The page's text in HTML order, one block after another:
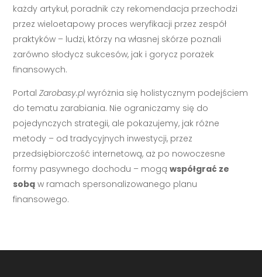
każdy artykuł, poradnik czy rekomendacja przechodzi
przez wieloetapowy proces weryfikacji przez zespół
praktyków – ludzi, którzy na własnej skórze poznali
zarówno słodycz sukcesów, jak i gorycz porażek
finansowych.
PortalZarobasy.pl wyróżnia się holistycznym podejściem
do tematu zarabiania. Nie ograniczamy się do
pojedynczych strategii, ale pokazujemy, jak różne
metody – od tradycyjnych inwestycji, przez
przedsiębiorczość internetową, aż po nowoczesne
formy pasywnego dochodu – mogąwspółgrać ze
sobą w ramach spersonalizowanego planu
finansowego.